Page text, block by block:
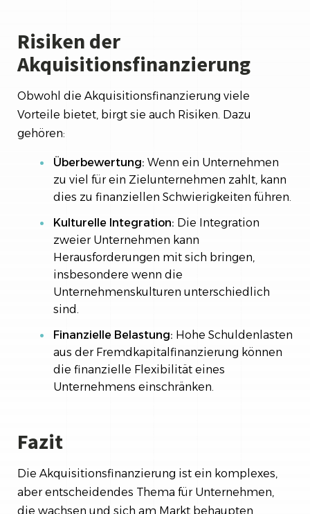
Risiken der
Akquisitionsfinanzierung
Obwohl die Akquisitionsfinanzierung viele
Vorteile bietet, birgt sie auch Risiken. Dazu
gehören:
Überbewertung: Wenn ein Unternehmen
zu viel für ein Zielunternehmen zahlt, kann
dies zu finanziellen Schwierigkeiten führen.
Kulturelle Integration: Die Integration
zweier Unternehmen kann
Herausforderungen mit sich bringen,
insbesondere wenn die
Unternehmenskulturen unterschiedlich
sind.
Finanzielle Belastung: Hohe Schuldenlasten
aus der Fremdkapitalfinanzierung können
die finanzielle Flexibilität eines
Unternehmens einschränken.
Fazit
Die Akquisitionsfinanzierung ist ein komplexes,
aber entscheidendes Thema für Unternehmen,
die wachsen und sich am Markt behaupten